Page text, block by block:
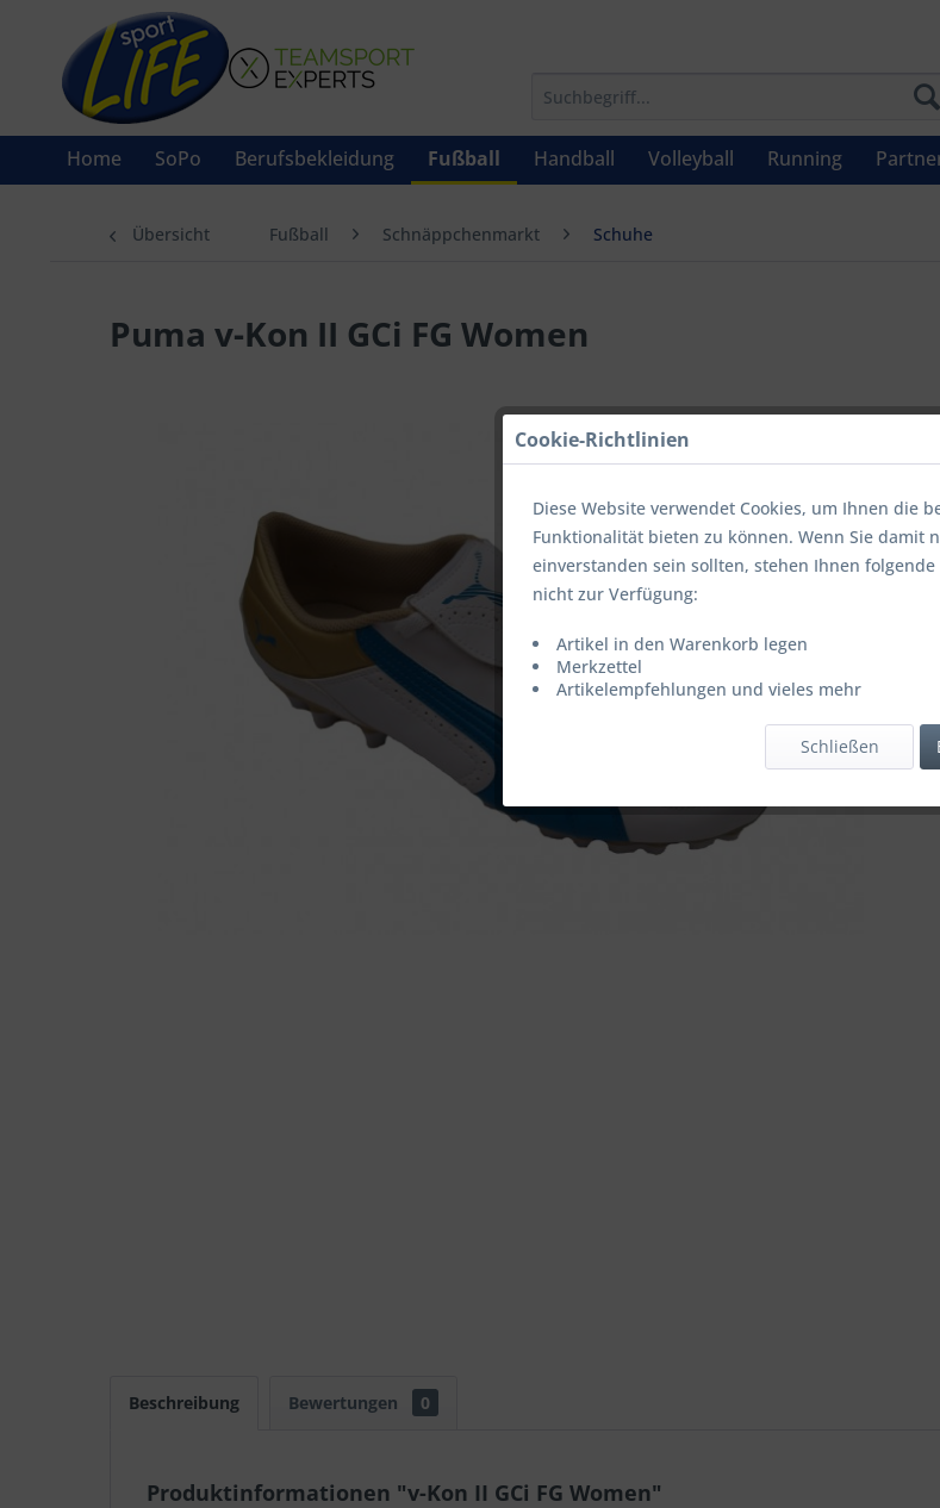
Home SoPo Berufsbekleidung Fußball Handball Volleyball Running
Übersicht Fußball Schnäppchenmarkt Schuhe
Puma v-Kon II GCi FG Women
Beschreibung Bewertungen 0
Produktinformationen "v-Kon II GCi FG Women"
Cookie-Richtlinien
Diese Website verwendet Cookies, um Ihnen die
Funktionalität bieten zu können. Wenn Sie damit
einverstanden sein sollten, stehen Ihnen folgende
nicht zur Verfügung:
Artikel in den Warenkorb legen
Merkzettel
Artikelempfehlungen und vieles mehr
Schließen